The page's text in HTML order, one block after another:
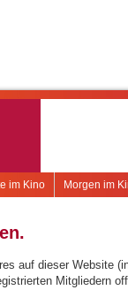
Morgen im
im Kino
auf dieser Website
Mitgliedern